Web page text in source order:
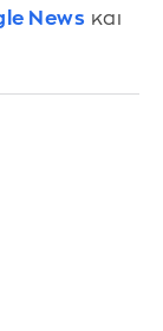
News και